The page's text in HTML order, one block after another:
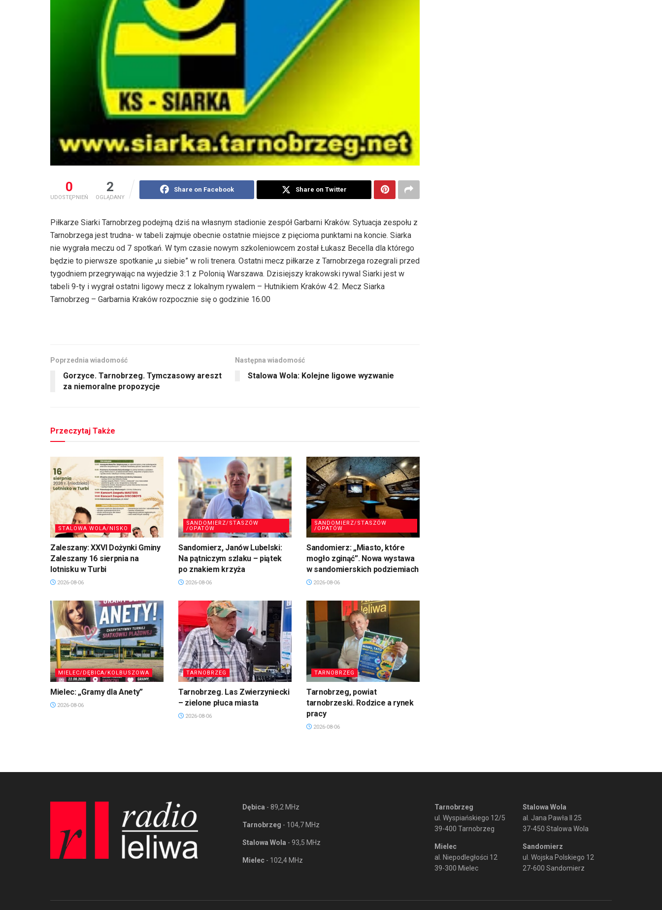
0
UDOSTĘPNIEŃ
2
OGLĄDANY
Share on Facebook Share on Twitter
Piłkarze Siarki Tarnobrzeg podejmą dziś na własnym stadionie zespół Garbarni Kraków. Sytuacja zespołu z
Tarnobrzega jest trudna- w tabeli zajmuje obecnie ostatnie miejsce z pięcioma punktami na koncie. Siarka
nie wygrała meczu od 7 spotkań. W tym czasie nowym szkoleniowcem został Łukasz Becella dla którego
będzie to pierwsze spotkanie „u siebie” w roli trenera. Ostatni mecz piłkarze z Tarnobrzega rozegrali przed
tygodniem przegrywając na wyjedzie 3:1 z Polonią Warszawa. Dzisiejszy krakowski rywal Siarki jest w
tabeli 9-ty i wygrał ostatni ligowy mecz z lokalnym rywalem – Hutnikiem Kraków 4:2. Mecz Siarka
Tarnobrzeg – Garbarnia Kraków rozpocznie się o godzinie 16.00
Poprzednia wiadomość
Gorzyce. Tarnobrzeg. Tymczasowy areszt
za niemoralne propozycje
Następna wiadomość
Stalowa Wola: Kolejne ligowe wyzwanie
Przeczytaj Także
STALOWA WOLA/NISKO
Zaleszany: XXVI Dożynki Gminy
Zaleszany 16 sierpnia na
lotnisku w Turbi
2026-08-06
SANDOMIERZ/STASZÓW
/OPATÓW
Sandomierz, Janów Lubelski:
Na pątniczym szlaku – piątek
po znakiem krzyża
2026-08-06
SANDOMIERZ/STASZÓW
/OPATÓW
Sandomierz: „Miasto, które
mogło zginąć”. Nowa wystawa
w sandomierskich podziemiach
2026-08-06
MIELEC/DĘBICA/KOLBUSZOWA
Mielec: „Gramy dla Anety”
2026-08-06
TARNOBRZEG
Tarnobrzeg. Las Zwierzyniecki
– zielone płuca miasta
2026-08-06
TARNOBRZEG
Tarnobrzeg, powiat
tarnobrzeski. Rodzice a rynek
pracy
2026-08-06
Dębica - 89,2 MHz
Tarnobrzeg - 104,7 MHz
Stalowa Wola - 93,5 MHz
Mielec - 102,4 MHz
Tarnobrzeg
ul. Wyspiańskiego 12/5
39-400 Tarnobrzeg
Mielec
al. Niepodległości 12
39-300 Mielec
Stalowa Wola
al. Jana Pawła II 25
37-450 Stalowa Wola
Sandomierz
ul. Wojska Polskiego 12
27-600 Sandomierz